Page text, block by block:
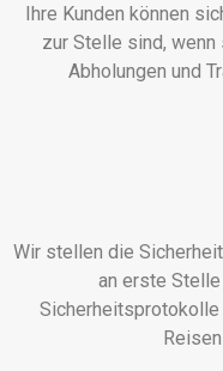
Ihre Kunden können
zur Stelle sind, wenn
Abholungen und
Wir stellen die
an erste